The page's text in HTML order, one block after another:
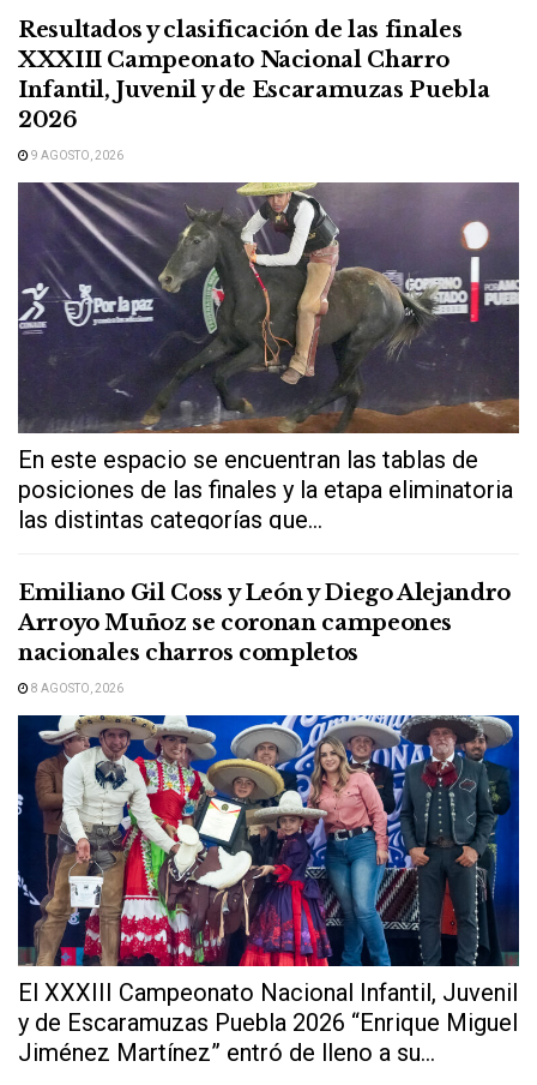
Resultados y clasificación de las finales
XXXIII Campeonato Nacional Charro
Infantil, Juvenil y de Escaramuzas Puebla
2026
9 AGOSTO, 2026
En este espacio se encuentran las tablas de
posiciones de las finales y la etapa eliminatoria
las distintas categorías que...
Emiliano Gil Coss y León y Diego Alejandro
Arroyo Muñoz se coronan campeones
nacionales charros completos
8 AGOSTO, 2026
El XXXIII Campeonato Nacional Infantil, Juvenil
y de Escaramuzas Puebla 2026 “Enrique Miguel
Jiménez Martínez” entró de lleno a su...